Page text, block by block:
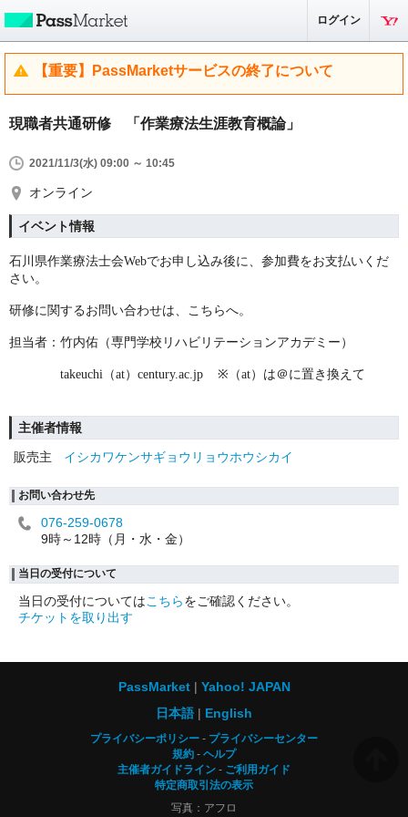
ログイン
【重要】PassMarketサービスの終了について
現職者共通研修 「作業療法生涯教育概論」
2021/11/3(水) 09:00 ～ 10:45
オンライン
イベント情報
石川県作業療法士会Webでお申し込み後に、参加費をお支払いくだ
さい。
研修に関するお問い合わせは、こちらへ。
担当者： 竹内佑（専門学校リハビリテーションアカデミー）
takeuchi （at） century.ac.jp ※（at）は＠に置き換えて
主催者情報
販売主
イシカワケンサギョウリョウホウシカイ
お問い合わせ先
076-259-0678
9時～12時（月・水・金）
当日の受付について
当日の受付についてはこちらをご確認ください。
チケットを取り出す
PassMarket
Yahoo! JAPAN
日本語
English
プライバシーポリシー
プライバシーセンター
規約
ヘルプ
主催者ガイドライン
ご利用ガイド
特定商取引法の表示
写真：アフロ